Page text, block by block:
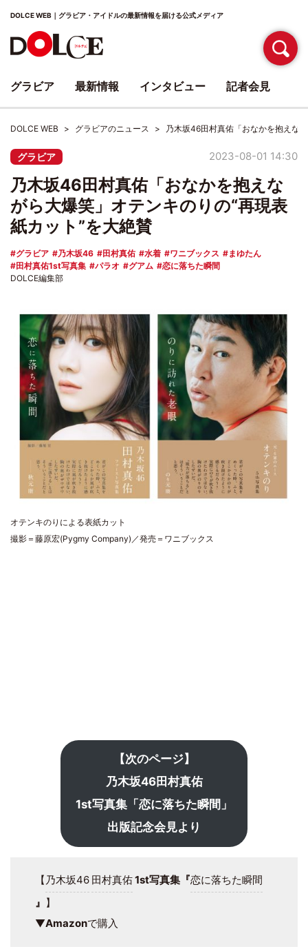
DOLCE WEB｜グラビア・アイドルの最新情報を届ける公式メディア
DOLCE WEB グラビアのニュース 乃木坂46田村真佑「おなかを抱えな
グラビア 2023-08-01 14:30
乃木坂46田村真佑「おなかを抱えな
がら大爆笑」オテンキのりの“再現表
紙カット”を大絶賛
グラビア 乃木坂46 田村真佑 水着 ワニブックス
まゆたん
田村真佑1st写真集
パラオ グアム
恋に落ちた瞬間
DOLCE編集部
オテンキのりによる表紙カット
撮影＝藤原宏(Pygmy Company)／発売＝ワニブックス
【次のページ】
乃木坂46田村真佑
1st写真集「恋に落ちた瞬間」
出版記念会見より
【 乃木坂46 田村真佑1st写真集『恋に落ちた瞬間
』 】
▼Amazonで購入
グラビア 最新情報 インタビュー 記者会見